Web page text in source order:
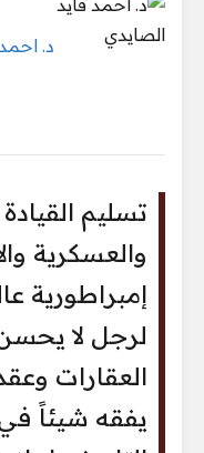
د.
تسليم
والعسكرية
إمبراطورية
لرجل لا
العقارات
يفقه شيئاً في